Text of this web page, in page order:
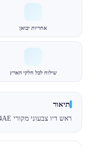
אחריות יבואן
שילוח לכל חלקי הארץ
תיאור
ראש דיו צבעוני מקורי HP 653 3YM74AE